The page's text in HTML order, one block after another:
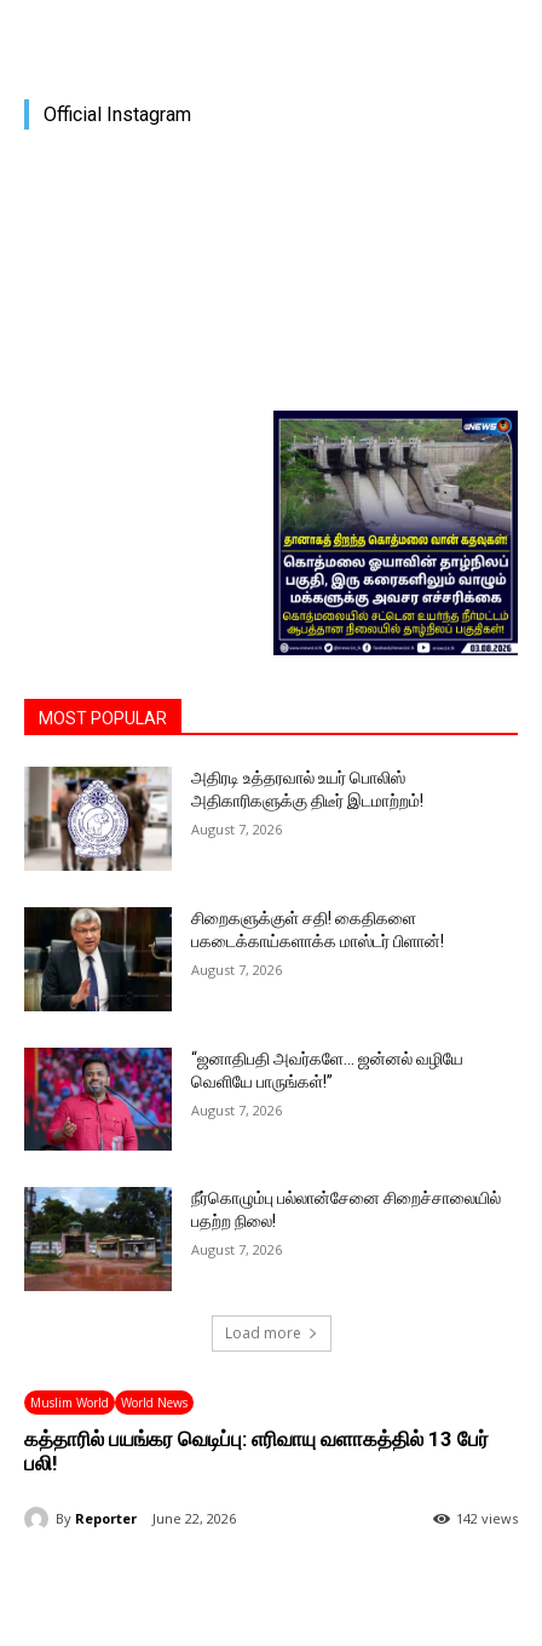
Official Instagram
MOST POPULAR
அதிரடி உத்தரவால் உயர் பொலிஸ்
அதிகாரிகளுக்கு திடீர் இடமாற்றம்!
August 7, 2026
சிறைகளுக்குள் சதி! கைதிகளை
பகடைக்காய்களாக்க மாஸ்டர் பிளான்!
August 7, 2026
“ஜனாதிபதி அவர்களே… ஜன்னல் வழியே
வெளியே பாருங்கள்!”
August 7, 2026
நீர்கொழும்பு பல்லான்சேனை சிறைச்சாலையில்
பதற்ற நிலை!
August 7, 2026
Load more
Muslim World World News
கத்தாரில் பயங்கர வெடிப்பு: எரிவாயு வளாகத்தில் 13 பேர்
பலி!
142 views
By Reporter June 22, 2026